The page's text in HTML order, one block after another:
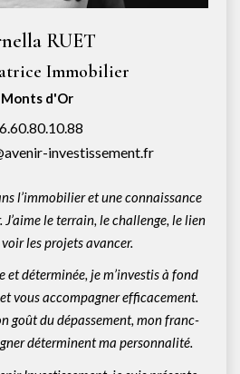
RUET
Immobilier
Monts d'Or
investissement.fr
l’immobilier et une connaissance
le terrain, le challenge, le lien
les projets avancer.
et déterminée, je m’investis à fond
vous accompagner efficacement.
goût du dépassement, mon franc-
déterminent ma personnalité.